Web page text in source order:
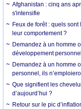
Afghanistan : cinq ans
s'intensifie
Feux de forêt : quels
leur comportement ?
Demandez à un homme
développement
Demandez à un homme
personnel, ils
Que signifient les
d’aujourd’hui ?
Retour sur le pic